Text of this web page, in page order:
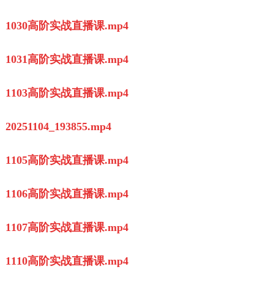
1030高阶实战直播课.mp4
1031高阶实战直播课.mp4
1103高阶实战直播课.mp4
20251104_193855.mp4
1105高阶实战直播课.mp4
1106高阶实战直播课.mp4
1107高阶实战直播课.mp4
1110高阶实战直播课.mp4